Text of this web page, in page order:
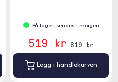
På lager, sendes i morgen
519 kr 619 kr
Legg i handlekurven